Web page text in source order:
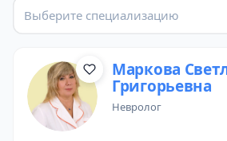
Выберите специализацию
Маркова
Григорьевна
невролог